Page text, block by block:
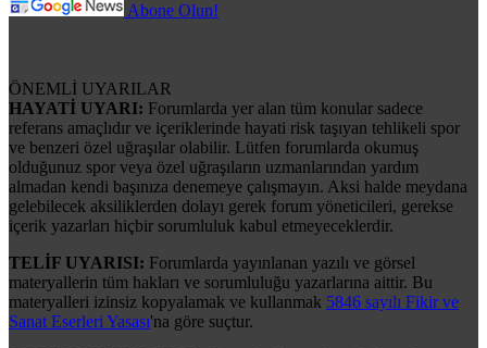
Abone Olun!
ÖNEMLİ UYARILAR
HAYATİ UYARI: Forumlarda yer alan tüm konular sadece
referans amaçlıdır ve içeriklerinde hayati risk taşıyan tehlikeli spor
ve benzeri özel uğraşılar olabilir. Lütfen forumlarda okumuş
olduğunuz spor veya özel uğraşıların uzmanlarından yardım
almadan kendi başınıza denemeye çalışmayın. Aksi halde meydana
gelebilecek aksiliklerden dolayı gerek forum yöneticileri, gerekse
içerik yazarları hiçbir sorumluluk kabul etmeyeceklerdir.
TELİF UYARISI: Forumlarda yayınlanan yazılı ve görsel
materyallerin tüm hakları ve sorumluluğu yazarlarına aittir. Bu
materyalleri izinsiz kopyalamak ve kullanmak 5846 sayılı Fikir ve
Sanat Eserleri Yasası'na göre suçtur.